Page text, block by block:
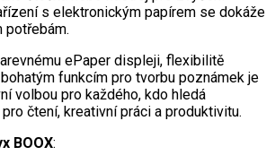
s elektronickým papírem se dokáže
ePaper displeji, flexibilitě
funkcím pro tvorbu poznámek je
volbou pro každého, kdo hledá
čtení, kreativní práci a produktivitu.
BOOX: